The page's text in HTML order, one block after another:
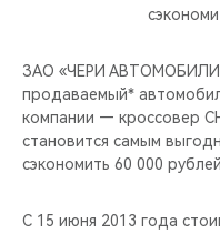
НОВИНКИ
CHERY REMOTE
CHERY И СПОРТ
ЗАО «ЧЕРИ АВТОМОБИЛИ
продаваемый*
компании — кроссовер
становится самым
сэкономить 60 000 рублей.
С 15 июня 2013 года